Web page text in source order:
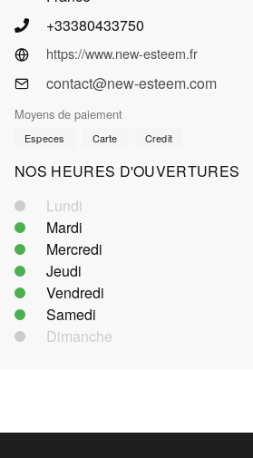
+33380433750
https://www.new-esteem.fr
contact@new-esteem.com
Moyens de paiement
Especes Carte Credit
NOS HEURES D'OUVERTURES
Lundi
Mardi
Mercredi
Jeudi
Vendredi
Samedi
Dimanche